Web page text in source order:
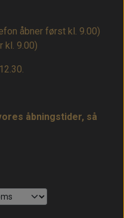
åbner først kl. 9.00)
kl. 9.00)
åbningstider, så